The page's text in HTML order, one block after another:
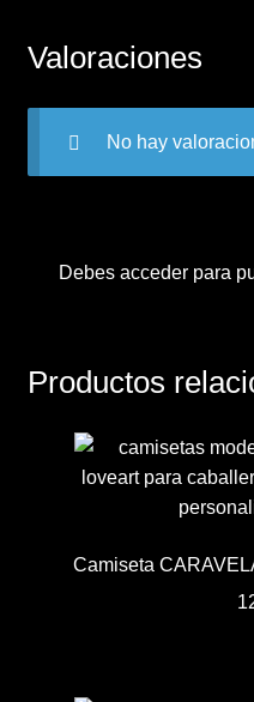
Valoraciones
No hay
Debes accederpara
Productos
Camiseta